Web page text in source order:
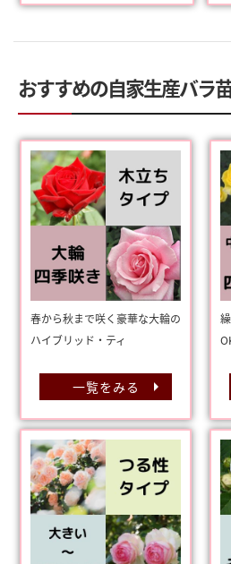
おすすめの自家生産バラ
春から秋まで咲く豪華な大輪の
ハイブリッド・ティ
一覧をみる